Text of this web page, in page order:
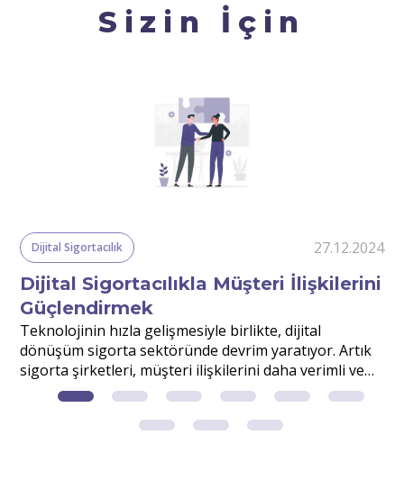
Sizin İçin
Dijital Sigortacılık 27.12.2024
Dijital Sigortacılıkla Müşteri İlişkilerini
Güçlendirmek
Teknolojinin hızla gelişmesiyle birlikte, dijital
dönüşüm sigorta sektöründe devrim yaratıyor. Artık
sigorta şirketleri, müşteri ilişkilerini daha verimli ve
etkili yönetmek için dijital çözümlerden faydalanıyor.